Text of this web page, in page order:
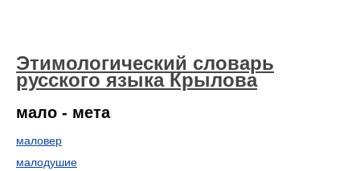
Этимологический словарь
русского языка Крылова
мало - мета
маловер
малодушие